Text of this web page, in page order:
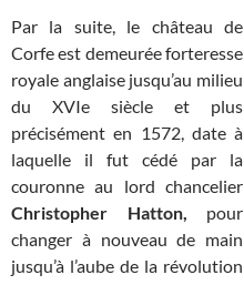
Par la suite, le château de
Corfe est demeurée forteresse
royale anglaise jusqu’au milieu
du XVIe siècle et plus
précisément en 1572, date à
laquelle il fut cédé par la
couronne au lord chancelier
Christopher Hatton, pour
changer à nouveau de main
jusqu’à l’aube de la révolution